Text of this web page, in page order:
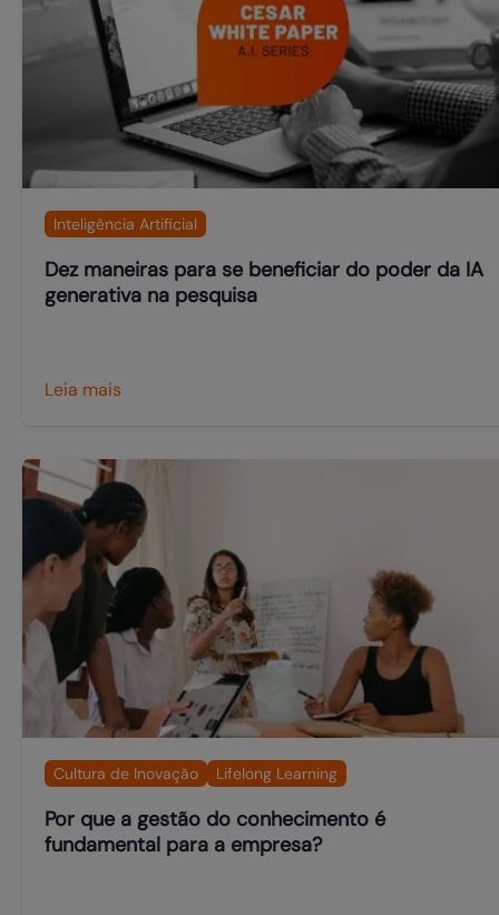
Inteligência Artificial
Dez maneiras para se beneficiar do poder da IA
generativa na pesquisa
Leia mais
Cultura de Inovação Lifelong Learning
Por que a gestão do conhecimento é
fundamental para a empresa?